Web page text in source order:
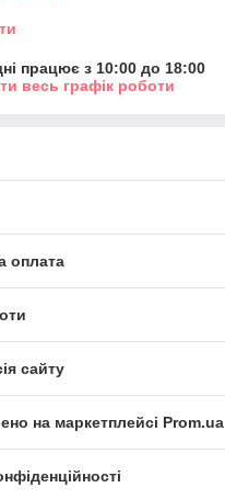
працює з 10:00 до 18:00
весь графік роботи
оплата
сайту
на маркетплейсі Prom.ua